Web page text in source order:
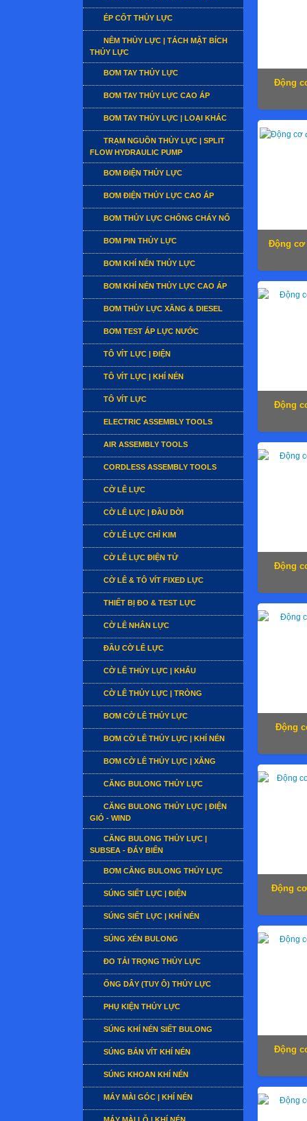
ÉP CỐT THỦY LỰC
NÊM THỦY LỰC | TÁCH MẶT BÍCH
THỦY LỰC
BƠM TAY THỦY LỰC
BƠM TAY THỦY LỰC CAO ÁP
BƠM TAY THỦY LỰC | LOẠI KHÁC
TRẠM NGUỒN THỦY LỰC | SPLIT
FLOW HYDRAULIC PUMP
BƠM ĐIỆN THỦY LỰC
BƠM ĐIỆN THỦY LỰC CAO ÁP
BƠM THỦY LỰC CHỐNG CHÁY NỔ
BƠM PIN THỦY LỰC
BƠM KHÍ NÉN THỦY LỰC
BƠM KHÍ NÉN THỦY LỰC CAO ÁP
BƠM THỦY LỰC XĂNG & DIESEL
BƠM TEST ÁP LỰC NƯỚC
TÔ VÍT LỰC | ĐIỆN
TÔ VÍT LỰC | KHÍ NÉN
TÔ VÍT LỰC
ELECTRIC ASSEMBLY TOOLS
AIR ASSEMBLY TOOLS
CORDLESS ASSEMBLY TOOLS
CỜ LÊ LỰC
CỜ LÊ LỰC | ĐẦU DỜI
CỜ LÊ LỰC CHỈ KIM
CỜ LÊ LỰC ĐIỆN TỬ
CỜ LÊ & TÔ VÍT FIXED LỰC
THIẾT BỊ ĐO & TEST LỰC
CỜ LÊ NHÂN LỰC
ĐẦU CỜ LÊ LỰC
CỜ LÊ THỦY LỰC | KHẨU
CỜ LÊ THỦY LỰC | TRÒNG
BƠM CỜ LÊ THỦY LỰC
BƠM CỜ LÊ THỦY LỰC | KHÍ NÉN
BƠM CỜ LÊ THỦY LỰC | XĂNG
CĂNG BULONG THỦY LỰC
CĂNG BULONG THỦY LỰC | ĐIỆN
GIÓ - WIND
CĂNG BULONG THỦY LỰC |
SUBSEA - ĐÁY BIỂN
BƠM CĂNG BULONG THỦY LỰC
SÚNG SIẾT LỰC | ĐIỆN
SÚNG SIẾT LỰC | KHÍ NÉN
SÚNG XÉN BULONG
ĐO TẢI TRỌNG THỦY LỰC
ỐNG DÂY (TUY Ô) THỦY LỰC
PHỤ KIỆN THỦY LỰC
SÚNG KHÍ NÉN SIẾT BULONG
SÚNG BẮN VÍT KHÍ NÉN
SÚNG KHOAN KHÍ NÉN
MÁY MÀI GÓC | KHÍ NÉN
Động
Động cơ
Động
Động
Động
Động
Động